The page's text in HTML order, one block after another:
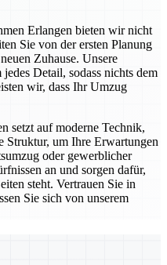
Erlangen bieten wir nicht
Sie von der ersten Planung
Zuhause. Unsere
Detail, sodass nichts dem
wir, dass Ihr Umzug
setzt auf moderne Technik,
um Ihre Erwartungen
oder gewerblicher
an und sorgen dafür,
steht. Vertrauen Sie in
Sie sich von unserem